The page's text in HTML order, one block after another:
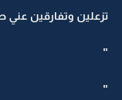
تزعلين وتفارقين
"
"